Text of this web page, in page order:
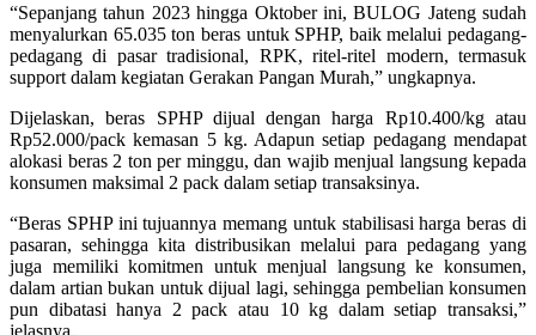
“Sepanjang tahun 2023 hingga Oktober ini, BULOG Jateng sudah
menyalurkan 65.035 ton beras untuk SPHP, baik melalui pedagang-
pedagang di pasar tradisional, RPK, ritel-ritel modern, termasuk
support dalam kegiatan Gerakan Pangan Murah,” ungkapnya.
Dijelaskan, beras SPHP dijual dengan harga Rp10.400/kg atau
Rp52.000/pack kemasan 5 kg. Adapun setiap pedagang mendapat
alokasi beras 2 ton per minggu, dan wajib menjual langsung kepada
konsumen maksimal 2 pack dalam setiap transaksinya.
“Beras SPHP ini tujuannya memang untuk stabilisasi harga beras di
pasaran, sehingga kita distribusikan melalui para pedagang yang
juga memiliki komitmen untuk menjual langsung ke konsumen,
dalam artian bukan untuk dijual lagi, sehingga pembelian konsumen
pun dibatasi hanya 2 pack atau 10 kg dalam setiap transaksi,”
jelasnya.